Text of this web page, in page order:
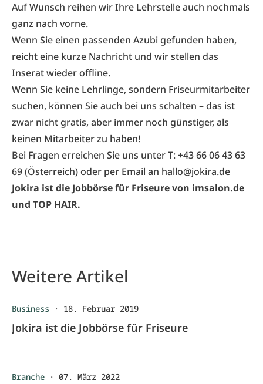
Auf Wunsch reihen wir Ihre Lehrstelle auch nochmals
ganz nach vorne.
Wenn Sie einen passenden Azubi gefunden haben,
reicht eine kurze Nachricht und wir stellen das
Inserat wieder offline.
Wenn Sie keine Lehrlinge, sondern Friseurmitarbeiter
suchen, können Sie auch bei uns schalten – das ist
zwar nicht gratis, aber immer noch günstiger, als
keinen Mitarbeiter zu haben!
Bei Fragen erreichen Sie uns unter T:+43 66 06 43 63
69(Österreich) oder per Email an hallo@jokira.de
Jokira ist die Jobbörse für Friseure von imsalon.de
und TOP HAIR.
Weitere Artikel
Business · 18. Februar 2019
Jokira ist die Jobbörse für Friseure
Branche · 07. März 2022